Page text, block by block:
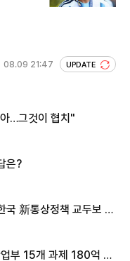
08.09 21:47 UPDATE
…그것이 협치"
은?
新통상정책 교두보 활
부 15개 과제 180억 지